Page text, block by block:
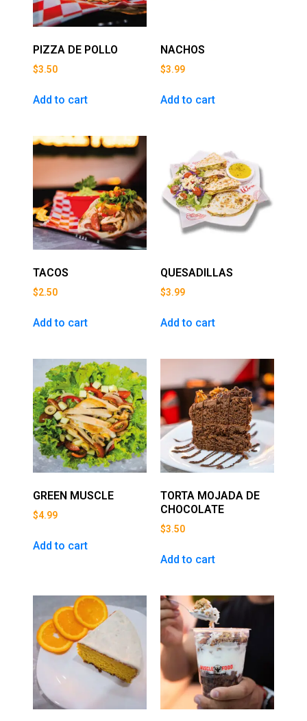
PIZZA DE POLLO
$3.50
Add to cart
NACHOS
$3.99
Add to cart
TACOS
$2.50
Add to cart
QUESADILLAS
$3.99
Add to cart
GREEN MUSCLE
$4.99
Add to cart
TORTA MOJADA DE
CHOCOLATE
$3.50
Add to cart